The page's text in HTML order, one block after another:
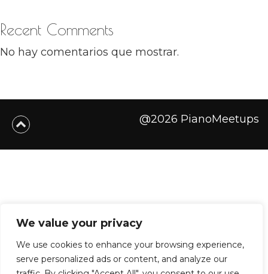
We value your privacy
We use cookies to enhance your browsing experience,
serve personalized ads or content, and analyze our
Recent Comments
No hay comentarios que mostrar.
@2026 PianoMeetups